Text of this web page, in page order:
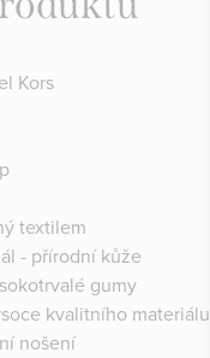
Kors
textilem
- přírodní kůže
gumy
kvalitního materiálu
nošení